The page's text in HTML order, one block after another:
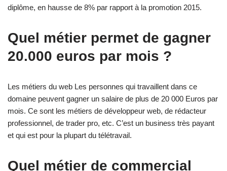
diplôme, en hausse de 8% par rapport à la promotion 2015.
Quel métier permet de gagner
20.000 euros par mois ?
Les métiers du web Les personnes qui travaillent dans ce
domaine peuvent gagner un salaire de plus de 20 000 Euros par
mois. Ce sont les métiers de développeur web, de rédacteur
professionnel, de trader pro, etc. C’est un business très payant
et qui est pour la plupart du télétravail.
Quel métier de commercial